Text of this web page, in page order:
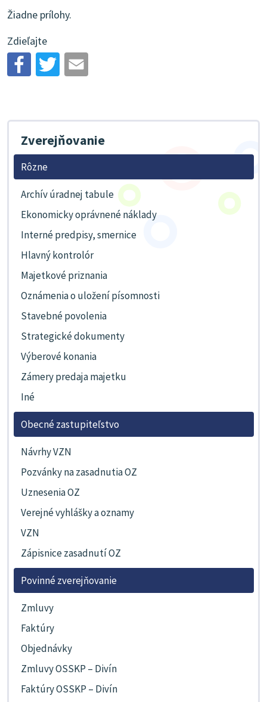
Žiadne prílohy.
Zdieľajte
Zverejňovanie
Rôzne
Archív úradnej tabule
Ekonomicky oprávnené náklady
Interné predpisy, smernice
Hlavný kontrolór
Majetkové priznania
Oznámenia o uložení písomnosti
Stavebné povolenia
Strategické dokumenty
Výberové konania
Zámery predaja majetku
Iné
Obecné zastupiteľstvo
Návrhy VZN
Pozvánky na zasadnutia OZ
Uznesenia OZ
Verejné vyhlášky a oznamy
VZN
Zápisnice zasadnutí OZ
Povinné zverejňovanie
Zmluvy
Faktúry
Objednávky
Zmluvy OSSKP – Divín
Faktúry OSSKP – Divín